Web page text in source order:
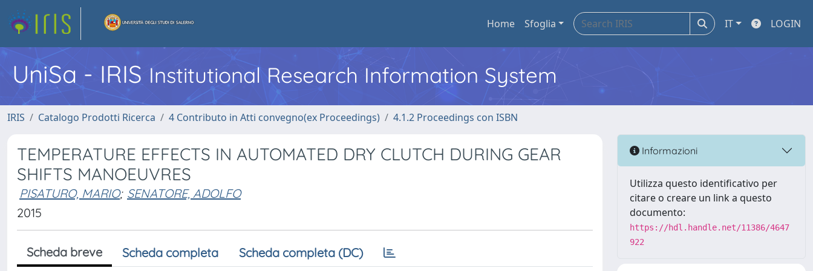
Home Sfoglia IT LOGIN
UniSa - IRIS Institutional Research Information System
IRIS Catalogo Prodotti Ricerca 4 Contributo in Atti convegno(ex Proceedings) 4.1.2 Proceedings con ISBN
TEMPERATURE EFFECTS IN AUTOMATED DRY CLUTCH DURING GEAR
SHIFTS MANOEUVRES
PISATURO, MARIO; SENATORE, ADOLFO
2015
Scheda breve Scheda completa Scheda completa (DC)
Informazioni
Utilizza questo identificativo per
citare o creare un link a questo
documento:
https://hdl.handle.net/11386/4647
922